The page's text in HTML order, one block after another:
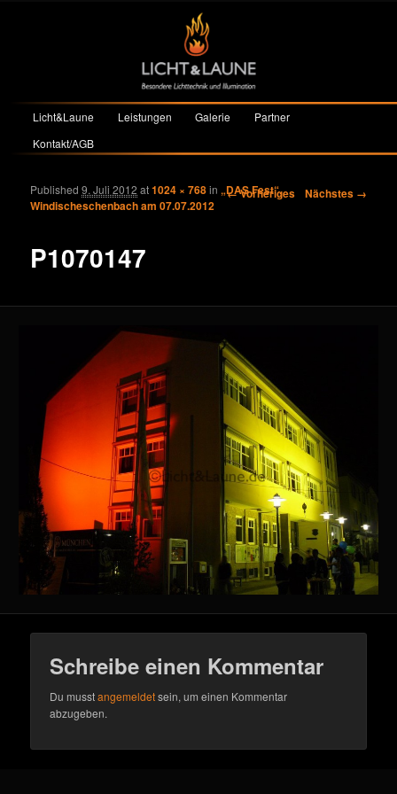
Hauptmenü
Zum primären Inhalt springen
Zum sekundären Inhalt springen
Licht&Laune Leistungen Galerie
Partner
Kontakt/AGB
Bilder-Navigation
← Vorheriges Nächstes →
P1070147
Published9. Juli 2012 at1024 × 768in „DAS Fest“,
Windischeschenbach am 07.07.2012
Schreibe einen Kommentar
Du musstangemeldetsein, um einen Kommentar
abzugeben.